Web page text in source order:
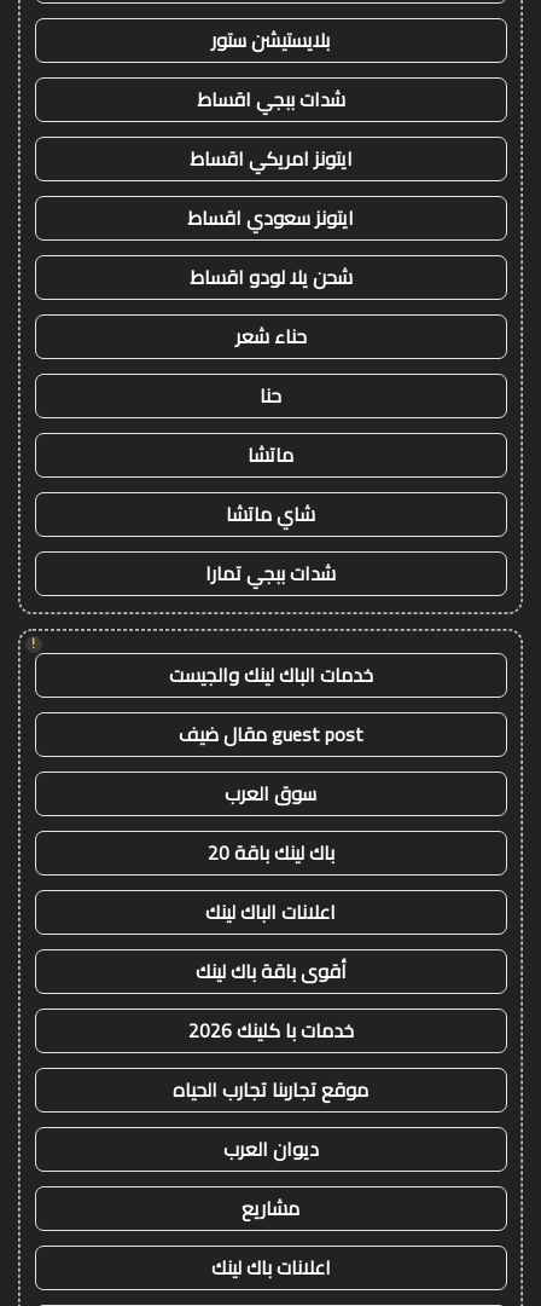
بلايستيشن ستور
شدات ببجي اقساط
ايتونز امريكي اقساط
ايتونز سعودي اقساط
شحن يلا لودو اقساط
حناء شعر
حنا
ماتشا
شاي ماتشا
شدات ببجي تمارا
!
خدمات الباك لينك والجيست
guest post مقال ضيف
سوق العرب
باك لينك باقة 20
اعلانات الباك لينك
أقوى باقة باك لينك
خدمات با كلينك 2026
موقع تجاربنا تجارب الحياه
ديوان العرب
مشاريع
اعلانات باك لينك